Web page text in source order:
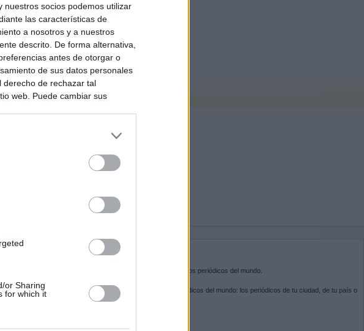
socios podemos utilizar
las características de
a nosotros y a nuestros
descrito. De forma alternativa,
antes de otorgar o
de sus datos personales
derecho de rechazar tal
web. Puede cambiar sus
or Sharing
for which it
SOBRE KIOSKO.NET
es la puerta de entrada a los periódicos del mundo.
Navega por las portadas de los periódicos del mundo: los periódicos de tu ciudad, de tu país o
del otro extremo del mundo.